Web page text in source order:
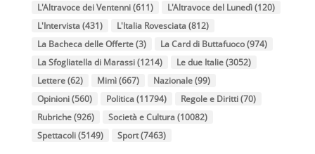
L'Altravoce dei Ventenni(611) L'Altravoce del Lunedì(120)
L'Intervista(431) L'Italia Rovesciata(812)
La Bacheca delle Offerte(3) La Card di Buttafuoco(974)
La Sfogliatella di Marassi(1214) Le due Italie(3052)
Lettere(62) Mimì(667) Nazionale(99)
Opinioni(560) Politica(11794) Regole e Diritti(70)
Rubriche(926) Società e Cultura(10082)
Spettacoli(5149) Sport(7463)